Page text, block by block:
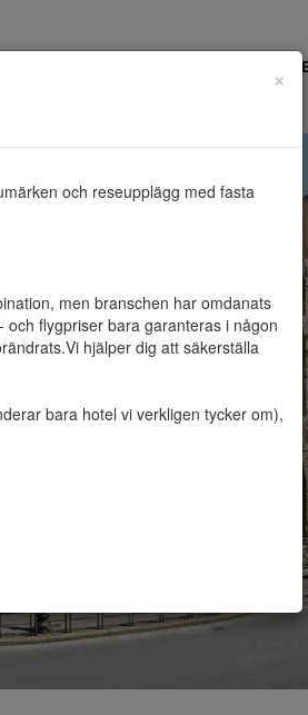
×
och reseupplägg med fasta
men branschen har omdanats
flygpriser bara garanteras i någon
hjälper dig att säkerställa
bara hotel vi verkligen tycker om),